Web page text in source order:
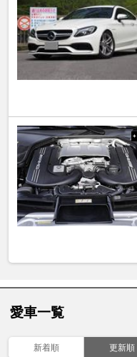
+
愛車一覧
新着順 更新順